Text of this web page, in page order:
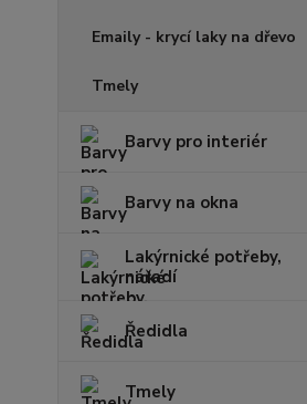
Emaily - krycí laky na dřevo
Tmely
Barvy pro interiér
Barvy na okna
Lakýrnické potřeby,
nářadí
Ředidla
Tmely